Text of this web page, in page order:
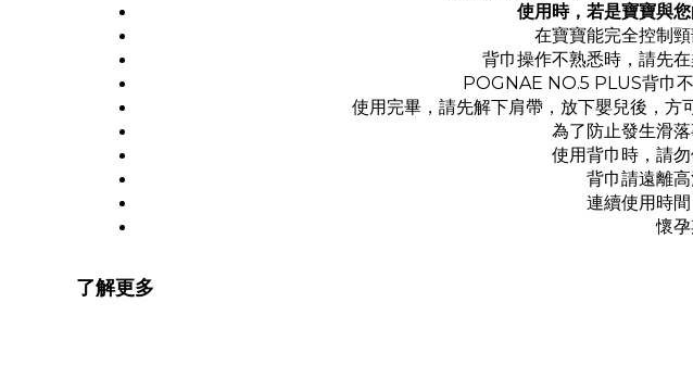
使用時，若是寶寶與
在寶寶能完全控制
背巾操作不熟悉時，請先
POGNAE NO.5 PLUS背巾
使用完畢，請先解下肩帶，放下嬰兒後，方
為了防止發生滑
使用背巾時，請
背巾請遠離
連續使用時
懷孕
了解更多